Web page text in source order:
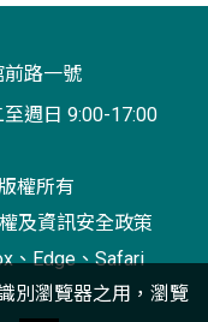
閱
路一號
至週日 9:00-17:00
權所有
及資訊安全政策
、Edge、Safari
別瀏覽器之用，瀏覽